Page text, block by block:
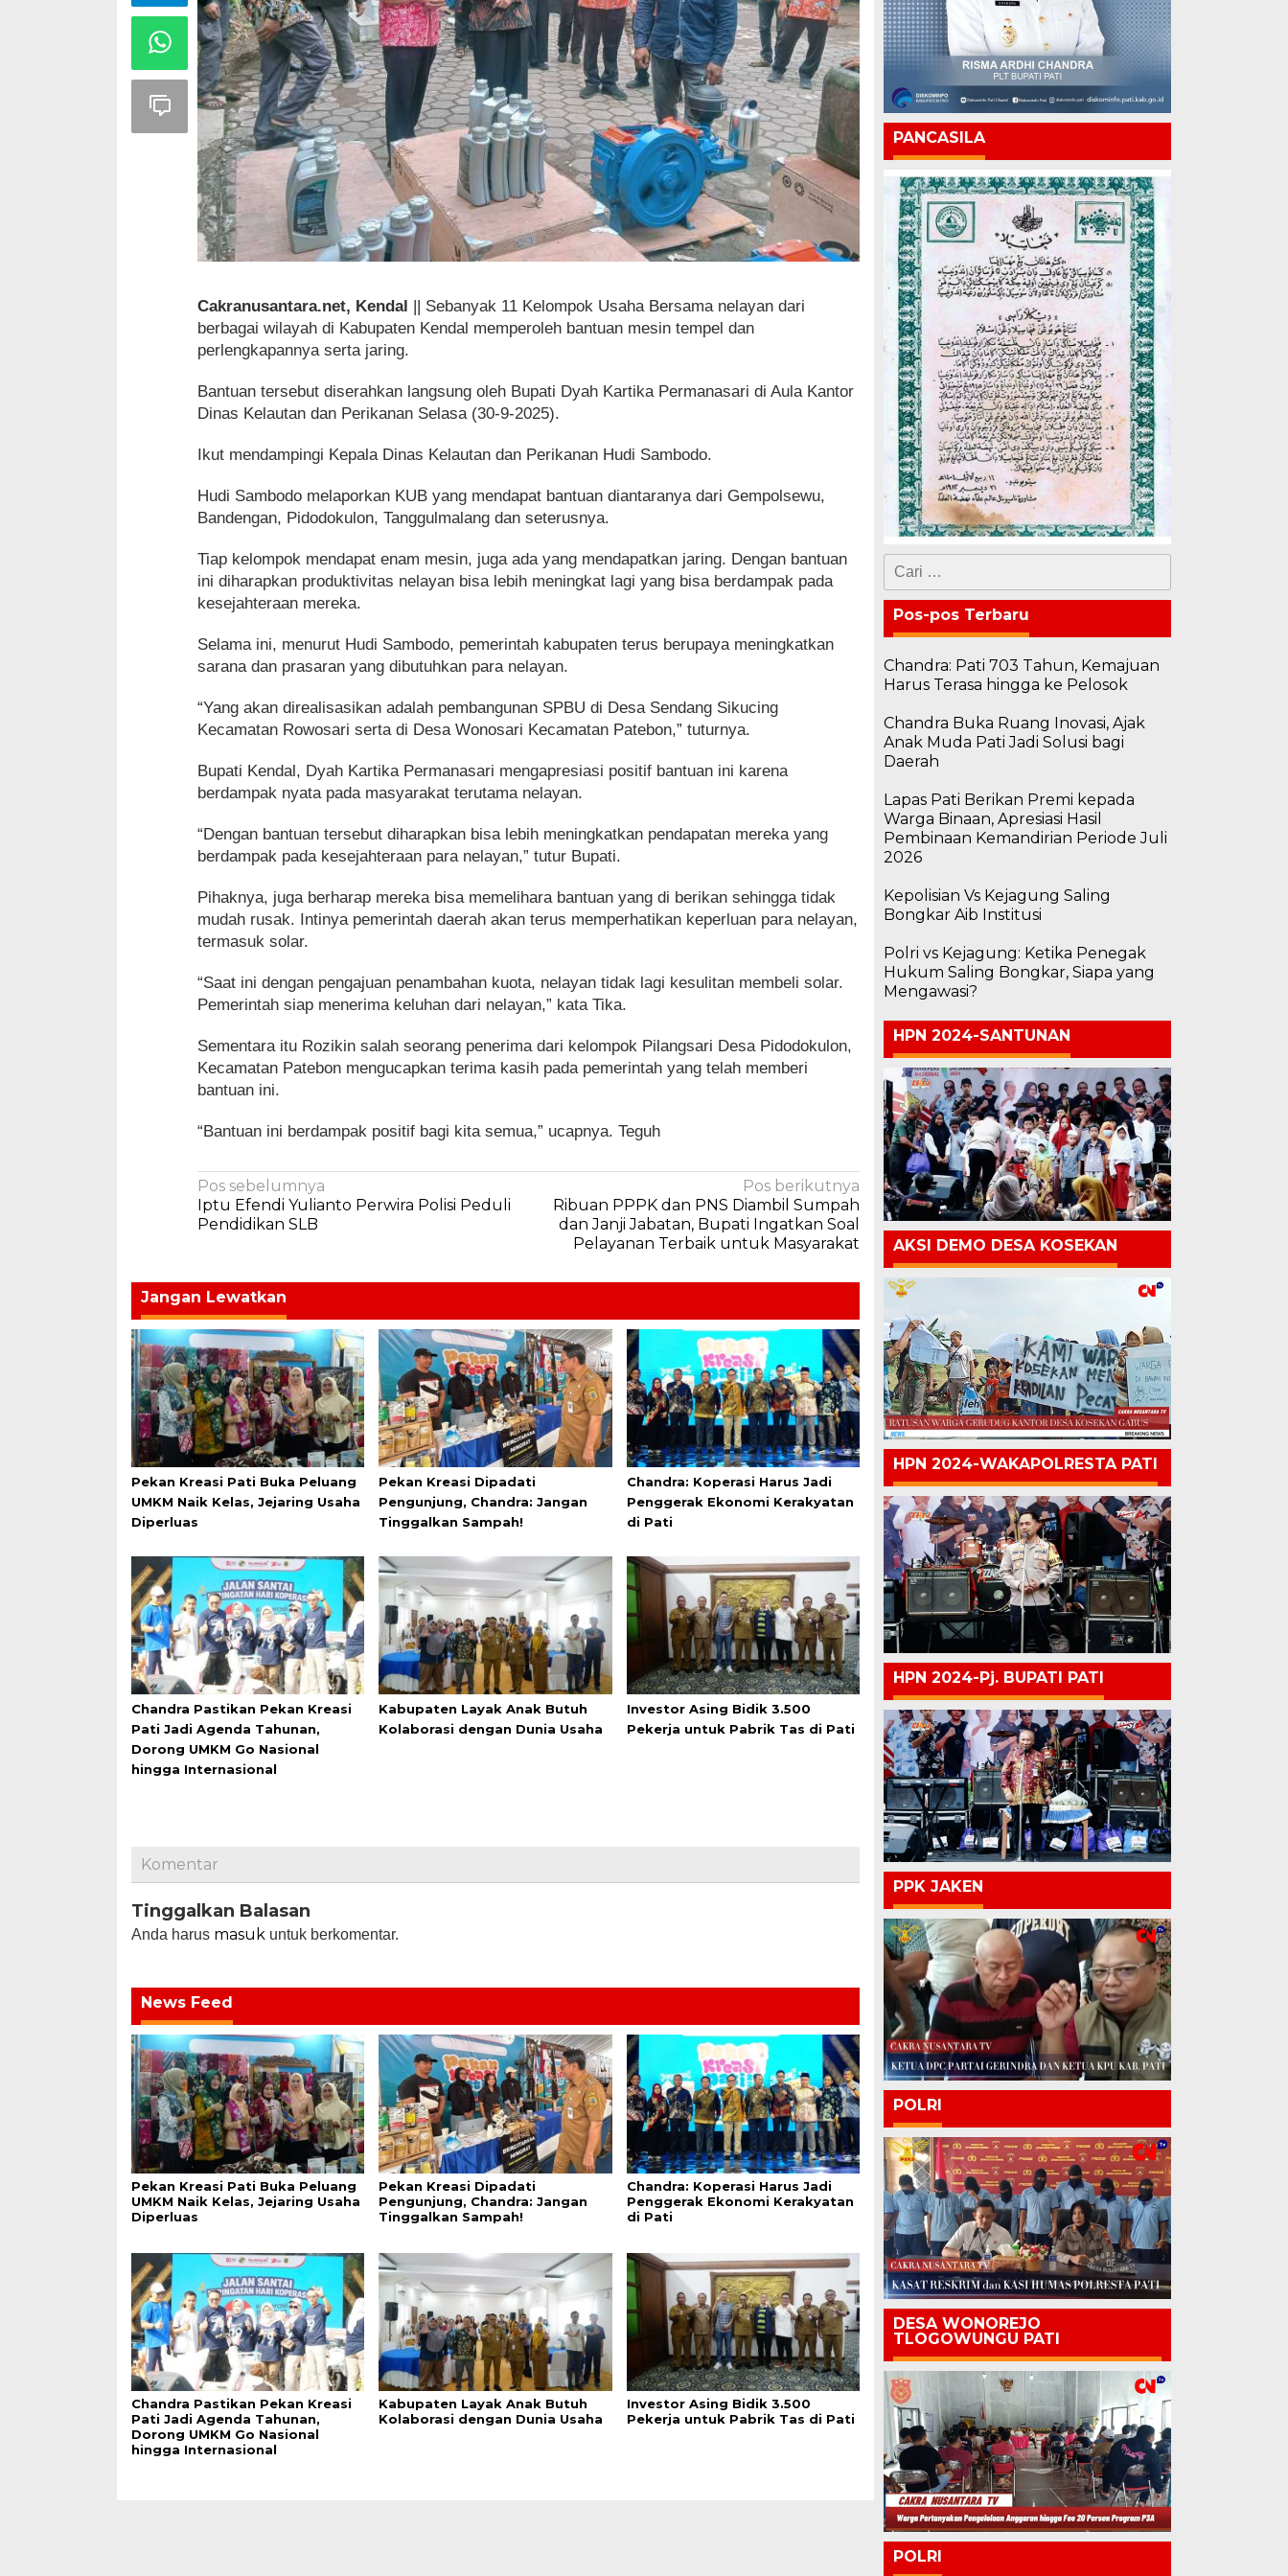
Cakranusantara.net, Kendal || Sebanyak 11 Kelompok Usaha Bersama nelayan dari
berbagai wilayah di Kabupaten Kendal memperoleh bantuan mesin tempel dan
perlengkapannya serta jaring.
Bantuan tersebut diserahkan langsung oleh Bupati Dyah Kartika Permanasari di Aula Kantor
Dinas Kelautan dan Perikanan Selasa (30-9-2025).
Ikut mendampingi Kepala Dinas Kelautan dan Perikanan Hudi Sambodo.
Hudi Sambodo melaporkan KUB yang mendapat bantuan diantaranya dari Gempolsewu,
Bandengan, Pidodokulon, Tanggulmalang dan seterusnya.
Tiap kelompok mendapat enam mesin, juga ada yang mendapatkan jaring. Dengan bantuan
ini diharapkan produktivitas nelayan bisa lebih meningkat lagi yang bisa berdampak pada
kesejahteraan mereka.
Selama ini, menurut Hudi Sambodo, pemerintah kabupaten terus berupaya meningkatkan
sarana dan prasaran yang dibutuhkan para nelayan.
“Yang akan direalisasikan adalah pembangunan SPBU di Desa Sendang Sikucing
Kecamatan Rowosari serta di Desa Wonosari Kecamatan Patebon,” tuturnya.
Bupati Kendal, Dyah Kartika Permanasari mengapresiasi positif bantuan ini karena
berdampak nyata pada masyarakat terutama nelayan.
“Dengan bantuan tersebut diharapkan bisa lebih meningkatkan pendapatan mereka yang
berdampak pada kesejahteraan para nelayan,” tutur Bupati.
Pihaknya, juga berharap mereka bisa memelihara bantuan yang di berikan sehingga tidak
mudah rusak. Intinya pemerintah daerah akan terus memperhatikan keperluan para nelayan,
termasuk solar.
“Saat ini dengan pengajuan penambahan kuota, nelayan tidak lagi kesulitan membeli solar.
Pemerintah siap menerima keluhan dari nelayan,” kata Tika.
Sementara itu Rozikin salah seorang penerima dari kelompok Pilangsari Desa Pidodokulon,
Kecamatan Patebon mengucapkan terima kasih pada pemerintah yang telah memberi
bantuan ini.
“Bantuan ini berdampak positif bagi kita semua,” ucapnya. Teguh
Navigasi
pos
Pos sebelumnya
Iptu Efendi Yulianto Perwira Polisi Peduli
Pendidikan SLB
Pos berikutnya
Ribuan PPPK dan PNS Diambil Sumpah
dan Janji Jabatan, Bupati Ingatkan Soal
Pelayanan Terbaik untuk Masyarakat
Jangan Lewatkan
Pekan Kreasi Pati Buka Peluang
UMKM Naik Kelas, Jejaring Usaha
Diperluas
Pekan Kreasi Dipadati
Pengunjung, Chandra: Jangan
Tinggalkan Sampah!
Chandra: Koperasi Harus Jadi
Penggerak Ekonomi Kerakyatan
di Pati
Chandra Pastikan Pekan Kreasi
Pati Jadi Agenda Tahunan,
Dorong UMKM Go Nasional
hingga Internasional
Kabupaten Layak Anak Butuh
Kolaborasi dengan Dunia Usaha
Investor Asing Bidik 3.500
Pekerja untuk Pabrik Tas di Pati
Komentar
Tinggalkan Balasan
Anda harus masuk untuk berkomentar.
News Feed
Pekan Kreasi Pati Buka Peluang
UMKM Naik Kelas, Jejaring Usaha
Diperluas
Pekan Kreasi Dipadati
Pengunjung, Chandra: Jangan
Tinggalkan Sampah!
Chandra: Koperasi Harus Jadi
Penggerak Ekonomi Kerakyatan
di Pati
Chandra Pastikan Pekan Kreasi
Pati Jadi Agenda Tahunan,
Dorong UMKM Go Nasional
hingga Internasional
Kabupaten Layak Anak Butuh
Kolaborasi dengan Dunia Usaha
Investor Asing Bidik 3.500
Pekerja untuk Pabrik Tas di Pati
PANCASILA
Cari
untuk:
Pos-pos Terbaru
Chandra: Pati 703 Tahun, Kemajuan
Harus Terasa hingga ke Pelosok
Chandra Buka Ruang Inovasi, Ajak
Anak Muda Pati Jadi Solusi bagi
Daerah
Lapas Pati Berikan Premi kepada
Warga Binaan, Apresiasi Hasil
Pembinaan Kemandirian Periode Juli
2026
Kepolisian Vs Kejagung Saling
Bongkar Aib Institusi
Polri vs Kejagung: Ketika Penegak
Hukum Saling Bongkar, Siapa yang
Mengawasi?
HPN 2024-SANTUNAN
AKSI DEMO DESA KOSEKAN
HPN 2024-WAKAPOLRESTA PATI
HPN 2024-Pj. BUPATI PATI
PPK JAKEN
POLRI
DESA WONOREJO
TLOGOWUNGU PATI
POLRI